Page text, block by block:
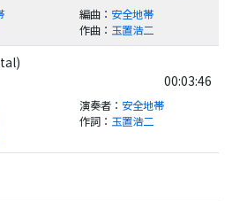
編曲： 安全地帯
作曲： 玉置浩二
00:03:46
演奏者： 安全地帯
作詞： 玉置浩二